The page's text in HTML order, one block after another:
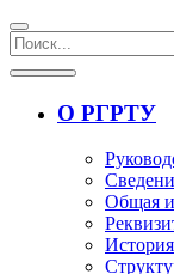
О РГРТУ
Общая
История